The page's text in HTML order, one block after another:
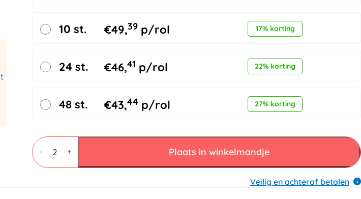
10 st. €49,39 p/rol 17% korting
24 st. €46,41 p/rol 22% korting
48 st. €43,44 p/rol 27% korting
-
PP
Omsnoeringsband
12mmx0.63mmx3000mtr
Zwart
+ Plaats in winkelmandje
Veilig en achteraf betalen